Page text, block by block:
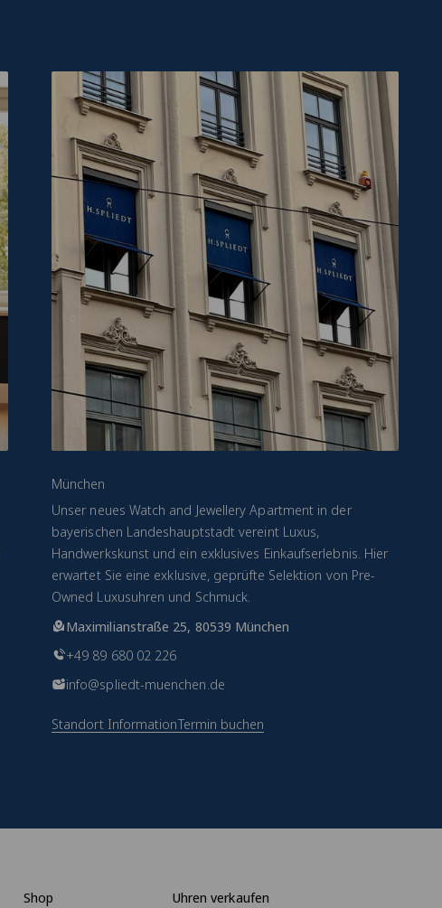
München
Unser neues Watch and Jewellery Apartment in der
bayerischen Landeshauptstadt vereint Luxus,
Handwerkskunst und ein exklusives Einkaufserlebnis. Hier
erwartet Sie eine exklusive, geprüfte Selektion von Pre-
Owned Luxusuhren und Schmuck.
Maximilianstraße 25, 80539 München
+49 89 680 02 226
info@spliedt-muenchen.de
Standort InformationTermin buchen
Shop Uhren verkaufen